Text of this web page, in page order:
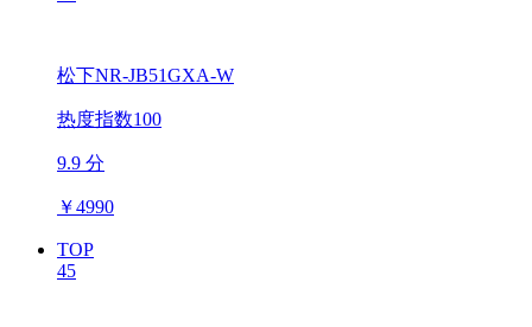
松下NR-JB51GXA-W
热度指数100
9.9 分
￥4990
TOP
45